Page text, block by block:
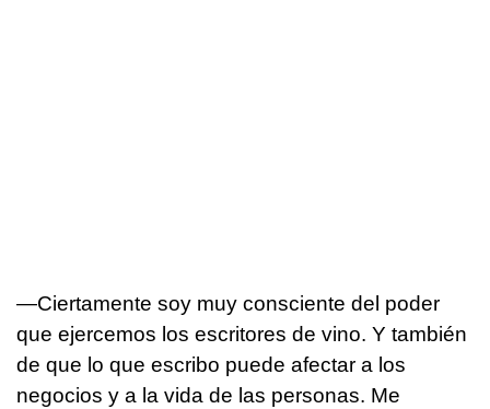
—Ciertamente soy muy consciente del poder
que ejercemos los escritores de vino. Y también
de que lo que escribo puede afectar a los
negocios y a la vida de las personas. Me